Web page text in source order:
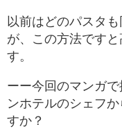
以前はどのパスタ
が、この方法です
す。
ーー今回のマンガ
ンホテルのシェフ
すか？